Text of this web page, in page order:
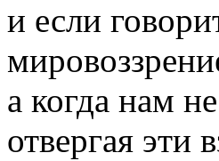
и если
а когда нам
отвергая эти